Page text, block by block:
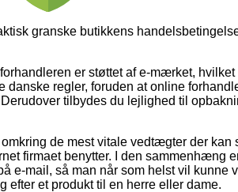
granske butikkens
er støttet af e-mærket, hvilket
regler, foruden at online
tilbydes du lejlighed til
de mest vitale vedtægter der kan
firmaet benytter. I den sammenhæng
e-mail, så man når som helst vil kunne
efter et produkt til en herre eller dame.